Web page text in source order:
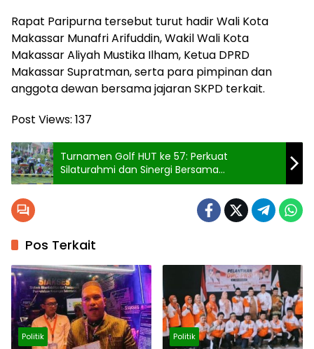
Rapat Paripurna tersebut turut hadir Wali Kota
Makassar Munafri Arifuddin, Wakil Wali Kota
Makassar Aliyah Mustika Ilham, Ketua DPRD
Makassar Supratman, serta para pimpinan dan
anggota dewan bersama jajaran SKPD terkait.
Post Views: 137
Turnamen Golf HUT ke 57: Perkuat
Silaturahmi dan Sinergi Bersama
Stakeholders
Pos Terkait
Politik Politik